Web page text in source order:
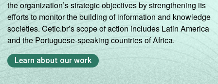
the organization’s strategic objectives by strengthening its
efforts to monitor the building of information and knowledge
societies. Cetic.br’s scope of action includes Latin America
and the Portuguese-speaking countries of Africa.
Learn about our work